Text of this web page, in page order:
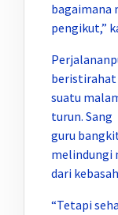
bagaimana
pengikut,”
beristirahat
suatu
turun. Sang
guru
melindungi
dari
“Tetapi